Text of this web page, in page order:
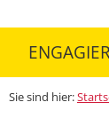
Sie sind hier: